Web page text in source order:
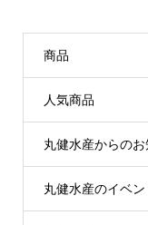
商品
人気商品
丸健水産からの
丸健水産のイベン